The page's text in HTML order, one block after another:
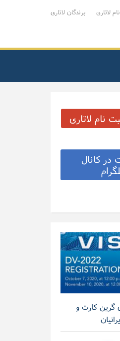
برندگان لاتاری لاتاری
نام لاتاری
کانال
گرین کارت و